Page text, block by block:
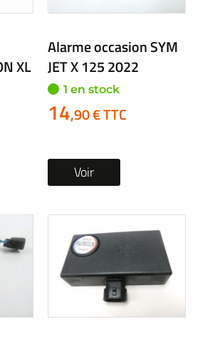
XL
Alarme occasion SYM
JET X 125 2022
1 en stock
14,90 € TTC
Voir